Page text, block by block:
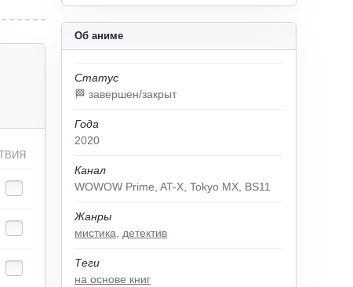
Об аниме
Статус
🏁 завершен/закрыт
Года
2020
Канал
WOWOW Prime, AT-X, Tokyo MX, BS11
Жанры
мистика
детектив
Теги
на основе книг